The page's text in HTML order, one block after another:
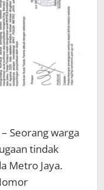
– Seorang warga
tindak
Metro Jaya.